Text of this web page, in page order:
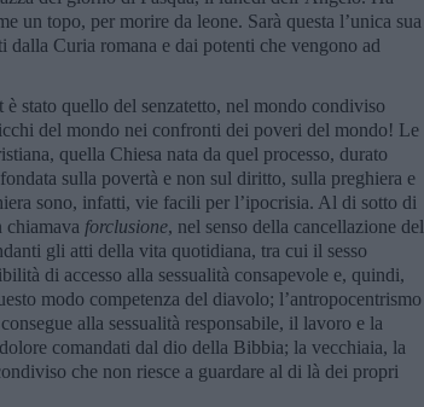
un topo, per morire da leone. Sarà questa l’unica sua
Curia romana e dai potenti che vengono ad
stato quello del senzatetto, nel mondo condiviso
del mondo nei confronti dei poveri del mondo! Le
quella Chiesa nata da quel processo, durato
sulla povertà e non sul diritto, sulla preghiera e
sono, infatti, vie facili per l’ipocrisia. Al di sotto di
chiamava forclusione, nel senso della cancellazione del
gli atti della vita quotidiana, tra cui il sesso
di accesso alla sessualità consapevole e, quindi,
modo competenza del diavolo; l’antropocentrismo
alla sessualità responsabile, il lavoro e la
comandati dal dio della Bibbia; la vecchiaia, la
che non riesce a guardare al di là dei propri